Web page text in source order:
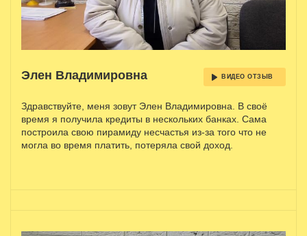
Элен Владимировна ВИДЕО ОТЗЫВ
Здравствуйте, меня зовут Элен Владимировна. В своё
время я получила кредиты в нескольких банках. Сама
построила свою пирамиду несчастья из-за того что не
могла во время платить, потеряла свой доход.